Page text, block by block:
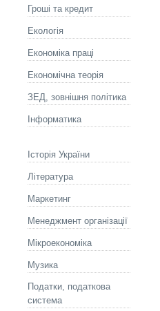
Гроші та кредит
Екологія
Економіка праці
Економічна теорія
ЗЕД, зовнішня політика
Інформатика
Історія України
Літературa
Маркетинг
Менеджмент організації
Мікроекономіка
Музика
Податки, податкова
система